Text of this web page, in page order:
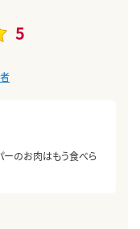
5
ーのお肉はもう食べら